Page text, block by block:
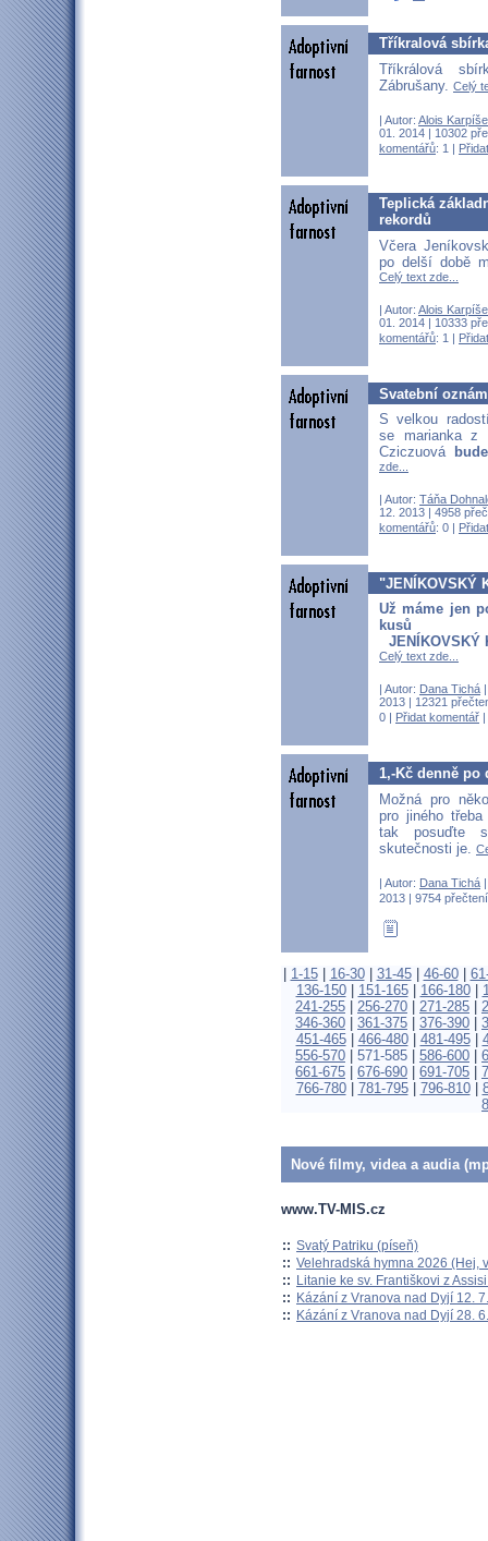
Tříkralová
Tříkrálová
Zábrušany. Celý
| Autor: Alois
01. 2014 | 10302
komentářů: 1 |
Teplická
rekordů
Včera
po delší době
Celý text zde...
| Autor: Alois
01. 2014 | 10333
komentářů: 1 |
Svatební
S velkou
se marianka z
Cziczuová
zde...
| Autor: Táňa
12. 2013 | 4958
komentářů: 0 |
"JENÍKOVSKÝ
Už máme jen
kusů
JENÍKOVSKÝ
Celý text zde...
| Autor: Dana Tichá
2013 | 12321
0 |
Přidat komentář
1,-Kč denně po
Možná pro
pro jiného
tak posuďte
skutečnosti je.
| Autor: Dana Tichá
2013 | 9754
1-15| 16-30| 31-45| 46-60|
136-150| 151-165| 166-180|
241-255
256-270 271-285
346-360
361-375 376-390
451-465| 466-480| 481-495|
556-570
571-585 586-600
661-675
676-690 691-705
766-780| 781-795| 796-810|
Nové filmy, videa a audia
www.TV-MIS.cz
:: Svatý Patriku (píseň)
:: Velehradská hymna 2026 (Hej,
:: Litanie ke sv. Františkovi z
:: Kázání z Vranova nad Dyjí 12.
:: Kázání z Vranova nad Dyjí 28.